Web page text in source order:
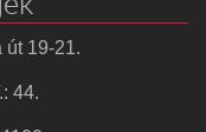
út 19-21.
44.